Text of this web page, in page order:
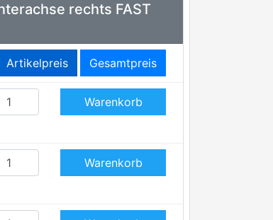
rechts FAST
Artikelpreis Gesamtpreis
Warenkorb
Warenkorb